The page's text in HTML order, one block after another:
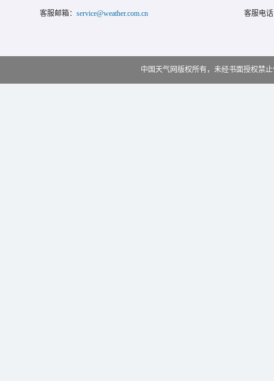
客服邮箱： service@weather.com.cn 客服电
中国天气网版权所有，未经书面授权